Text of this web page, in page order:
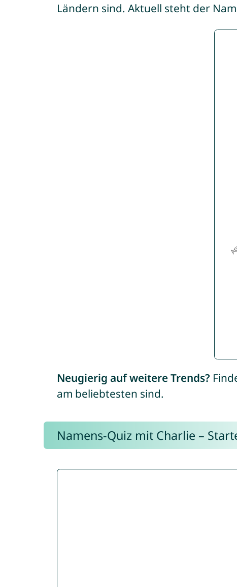
Ländern sind. Aktuell steht der
Neugierig auf weitere Trends?
am beliebtesten sind.
Namens-Quiz mit Charlie –